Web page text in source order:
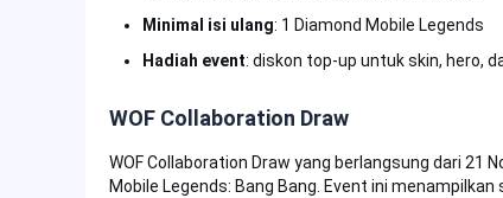
Minimal isi ulang: 1 Diamond Mobile Legends
Hadiah event: diskon top-up untuk skin, hero,
WOF Collaboration Draw
WOF Collaboration Draw yang berlangsung dari 21
Mobile Legends: Bang Bang. Event ini